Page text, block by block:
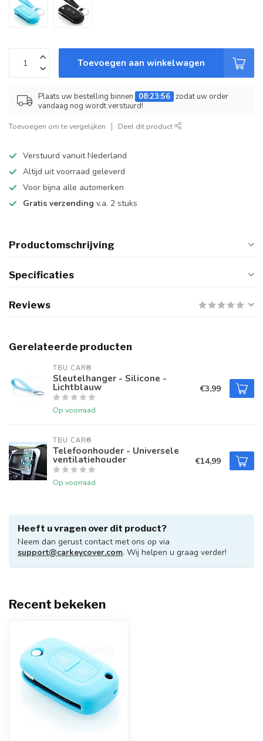
Toevoegen aan winkelwagen
Plaats uw bestelling binnen 08:23:56 zodat uw order
vandaag nog wordt verstuurd!
Toevoegen om te vergelijken Deel dit product
Verstuurd vanuit Nederland
Altijd uit voorraad geleverd
Voor bijna alle automerken
Gratis verzending v.a. 2 stuks
Productomschrijving
Specificaties
Reviews
Gerelateerde producten
TBU CAR®
Sleutelhanger - Silicone -
Lichtblauw
Op voorraad
€3,99
TBU CAR®
Telefoonhouder - Universele
ventilatiehouder
Op voorraad
€14,99
Heeft u vragen over dit product?
Neem dan gerust contact met ons op via
support@carkeycover.com. Wij helpen u graag verder!
Recent bekeken